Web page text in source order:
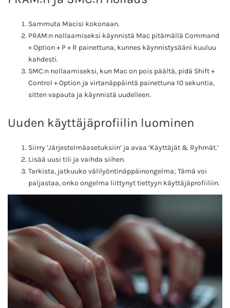
Sammuta Macisi kokonaan.
PRAM:n nollaamiseksi käynnistä Mac pitämällä Command
+ Option + P + R painettuna, kunnes käynnistysääni kuuluu
kahdesti.
SMC:n nollaamiseksi, kun Mac on pois päältä, pidä Shift +
Control + Option ja virtanäppäintä painettuna 10 sekuntia,
sitten vapauta ja käynnistä uudelleen.
Uuden käyttäjäprofiilin luominen
Siirry ’Järjestelmäasetuksiin’ ja avaa ’Käyttäjät & Ryhmät.’
Lisää uusi tili ja vaihda siihen.
Tarkista, jatkuuko välilyöntinäppäinongelma; Tämä voi
paljastaa, onko ongelma liittynyt tiettyyn käyttäjäprofiiliin.